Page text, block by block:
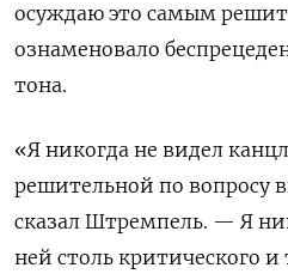
осуждаю это самым
ознаменовало
тона.
«Я никогда не видел
решительной по
сказал Штремпель. — Я
ней столь критического и